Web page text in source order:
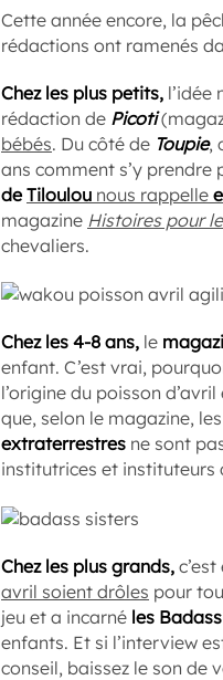
Cette année encore, la
rédactions ont ramenés
Chez les plus petits, l’idée
rédaction de Picoti
bébés. Du côté de Toupie,
ans comment s’y prendre
deTiloulou nous rappelle
magazine Histoires pour
chevaliers.
Chez les 4-8 ans, le
enfant. C’est vrai,
l’origine du poisson
que, selon le magazine,
extraterrestres ne sont
institutrices et instituteurs
Chez les plus grands,
avril soient drôles pour
jeu et a incarné les
enfants. Et si l’interview
conseil, baissez le son de